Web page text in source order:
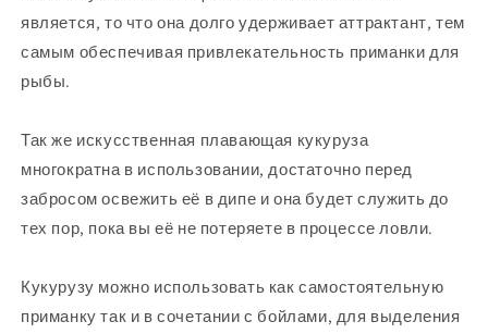
является, то что она долго удерживает аттрактант, тем
самым обеспечивая привлекательность приманки для
рыбы.
Так же искусственная плавающая кукуруза
многократна в использовании, достаточно перед
забросом освежить её в дипе и она будет служить до
тех пор, пока вы её не потеряете в процессе ловли.
Кукурузу можно использовать как самостоятельную
приманку так и в сочетании с бойлами, для выделения